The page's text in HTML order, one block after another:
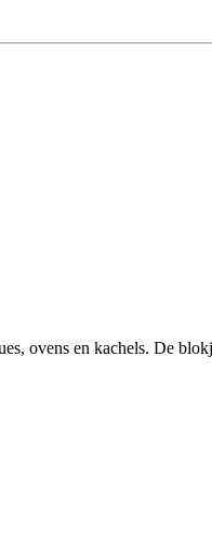
ovens en kachels. De